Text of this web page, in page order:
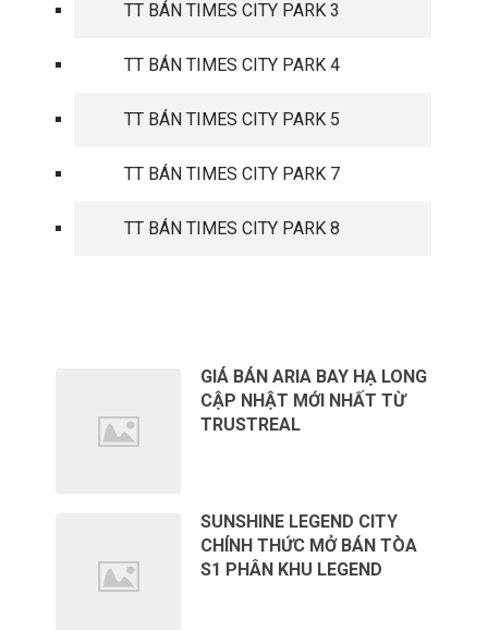
TT BÁN TIMES CITY PARK 3
TT BÁN TIMES CITY PARK 4
TT BÁN TIMES CITY PARK 5
TT BÁN TIMES CITY PARK 7
TT BÁN TIMES CITY PARK 8
GIÁ BÁN ARIA BAY HẠ LONG
CẬP NHẬT MỚI NHẤT TỪ
TRUSTREAL
SUNSHINE LEGEND CITY
CHÍNH THỨC MỞ BÁN TÒA
S1 PHÂN KHU LEGEND